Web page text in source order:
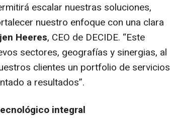
escalar nuestras soluciones,
nuestro enfoque con una clara
Heeres, CEO de DECIDE. “Este
sectores, geografías y sinergias, al
clientes un portfolio de servicios
a resultados”.
integral